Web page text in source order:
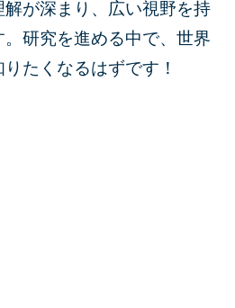
が深まり、広い視野を持
研究を進める中で、世界
たくなるはずです！